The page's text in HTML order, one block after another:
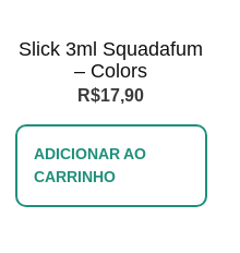
Slick 3ml Squadafum
– Colors
R$17,90
ADICIONAR AO
CARRINHO